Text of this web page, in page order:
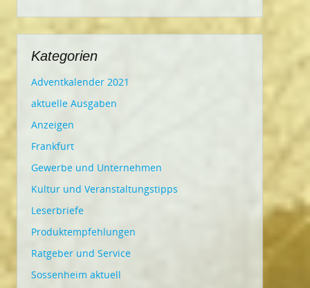
Kategorien
Adventkalender 2021
aktuelle Ausgaben
Anzeigen
Frankfurt
Gewerbe und Unternehmen
Kultur und Veranstaltungstipps
Leserbriefe
Produktempfehlungen
Ratgeber und Service
Sossenheim aktuell